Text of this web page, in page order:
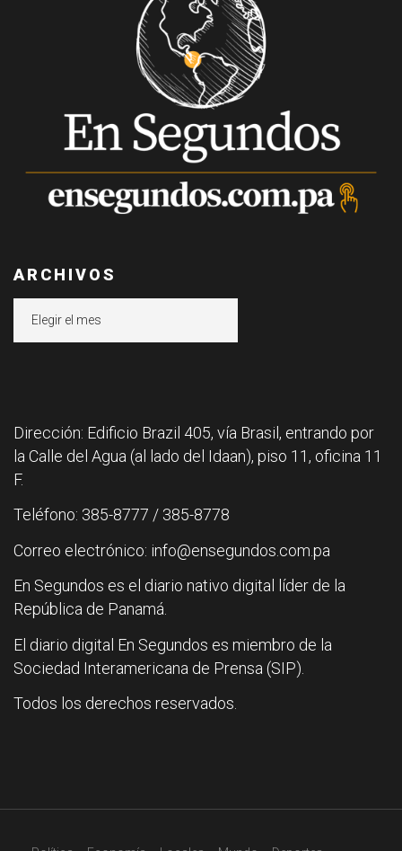
ARCHIVOS
Dirección: Edificio Brazil 405, vía Brasil, entrando por
la Calle del Agua (al lado del Idaan), piso 11, oficina 11
F.
Teléfono: 385-8777 / 385-8778
Correo electrónico: info@ensegundos.com.pa
En Segundos es el diario nativo digital líder de la
República de Panamá.
El diario digital En Segundos es miembro de la
Sociedad Interamericana de Prensa (SIP).
Todos los derechos reservados.